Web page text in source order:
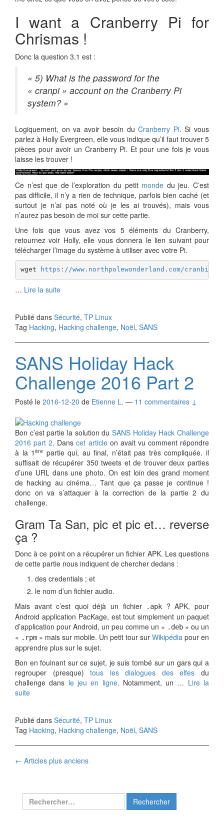
I want a Cranberry Pi for
Chrismas !
Donc la question 3.1 est :
« 5) What is the password for the
« cranpi » account on the Cranberry Pi
system? »
Logiquement, on va avoir besoin duCranberry Pi. Si vous
parlez à Holly Evergreen, elle vous indique qu’il faut trouver 5
pièces pour avoir un Cranberry Pi. Et pour une fois je vous
laisse les trouver !
Ce n’est que de l’exploration du petit monde du jeu. C’est
pas difficile, il n’y a rien de technique, parfois bien caché (et
surtout je n’ai pas noté où je les ai trouvés), mais vous
n’aurez pas besoin de moi sur cette partie.
Une fois que vous avez vos 5 éléments du Cranberry,
retournez voir Holly, elle vous donnera le lien suivant pour
télécharger l’image du système à utiliser avec votre Pi.
wget https://www.northpolewonderland.com/
… Lire la suite
Publié dans Sécurité, TP Linux
Tag Hacking, Hacking challenge, Noël, SANS
SANS Holiday Hack
Challenge 2016 Part 2
Posté le 2016-12-20 de Etienne L. — 11 commentaires ↓
Bon c’est partie la solution du SANS Holiday Hack Challenge
2016 part 2. Danscet articleon avait vu comment répondre
à la 1ère partie qui, au final, n’était pas très compliquée. il
suffisait de récupérer 350 tweets et de trouver deux parties
d’une URL dans une photo. On est loin des grand moment
de hacking au cinéma… Tant que ça passe je continue !
donc on va s’attaquer à la correction de la partie 2 du
challenge.
Gram Ta San, pic et pic et… reverse
ça ?
Donc à ce point on a récupérer un fichier APK. Les questions
de cette partie nous indiquent de chercher dedans :
des credentials ; et
le nom d’un fichier audio.
Mais avant c’est quoi déjà un fichier
.apk
? APK, pour
Android application PacKage, est tout simplement un paquet
d’application pour Android, un peu comme un « .deb » ou un
« .rpm » mais sur mobile. Un petit tour sur Wikipédia pour en
apprendre plus sur le sujet.
Bon en fouinant sur ce sujet, je suis tombé sur un gars qui a
regrouper (presque)tous les dialogues des elfes du
challenge dans le jeu en ligne. Notamment, un … Lire la
suite
Publié dans Sécurité, TP Linux
Tag Hacking, Hacking challenge, Noël, SANS
Navigation
articles
← Articles plus anciens
Rechercher :